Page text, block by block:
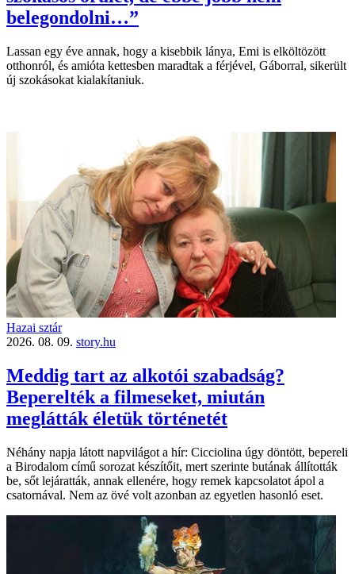
belegondolni…”
Lassan egy éve annak, hogy a kisebbik lánya, Emi is elköltözött
otthonról, és amióta kettesben maradtak a férjével, Gáborral, sikerült
új szokásokat kialakítaniuk.
Hazai sztár
2026. 08. 09. story.hu
Meddig tart az alkotói szabadság?
Beperelték a filmeseket, miután
meglátták életük történetét
Néhány napja látott napvilágot a hír: Cicciolina úgy döntött, bepereli
a Birodalom című sorozat készítőit, mert szerinte butának állították
be, sőt lejáratták, annak ellenére, hogy remek kapcsolatot ápol a
csatornával. Nem az övé volt azonban az egyetlen hasonló eset.